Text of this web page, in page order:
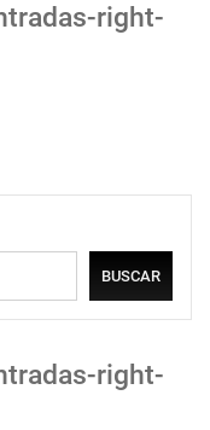
right-
BUSCAR
right-